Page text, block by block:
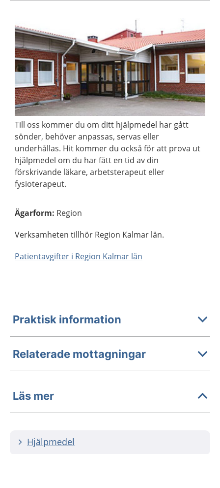
Till oss kommer du om ditt hjälpmedel har gått
sönder, behöver anpassas, servas eller
underhållas. Hit kommer du också för att prova ut
hjälpmedel om du har fått en tid av din
förskrivande läkare, arbetsterapeut eller
fysioterapeut.
Ägarform: Region
Verksamheten tillhör Region Kalmar län.
Patientavgifter i Region Kalmar län
Praktisk information
Relaterade mottagningar
Läs mer
Hjälpmedel